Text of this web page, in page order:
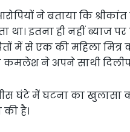
ने बताया कि
था। इतना ही नहीं
में से एक की महिला
ने अपने साथी दिलीप
घंटे में घटना का खुलासा
है।